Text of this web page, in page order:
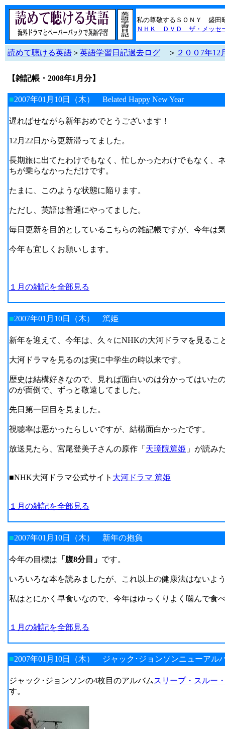
私の尊敬するＳＯＮＹ 盛田
ＮＨＫ ＤＶＤ ザ・メッセ
読めて聴ける英語 ＞ 英語学習日記過去ログ ＞ ２００7年12
【雑記帳・2008年1月分】
■2007年01月10日（木） Belated Happy New Year
遅ればせながら新年おめでとうございます！
12月22日から更新滞ってました。
長期旅に出てたわけでもなく、忙しかったわけでもなく、
ちが乗らなかっただけです。
たまに、このような状態に陥ります。
ただし、英語は普通にやってました。
毎日更新を目的としているこちらの雑記帳ですが、今年は
今年も宜しくお願いします。
１月の雑記を全部見る
■2007年01月10日（木） 篤姫
新年を迎えて、今年は、久々にNHKの大河ドラマを見るこ
大河ドラマを見るのは実に中学生の時以来です。
歴史は結構好きなので、見れば面白いのは分かってはいた
のが面倒で、ずっと敬遠してました。
先日第一回目を見ました。
視聴率は悪かったらしいですが、結構面白かったです。
放送見たら、宮尾登美子さんの原作「 天璋院篤姫 」が読み
■NHK大河ドラマ公式サイト 大河ドラマ 篤姫
１月の雑記を全部見る
■2007年01月10日（木） 新年の抱負
今年の目標は 「腹8分目」 です。
いろいろな本を読みましたが、これ以上の健康法はないよ
私はとにかく早食いなので、今年はゆっくりよく噛んで食
１月の雑記を全部見る
■2007年01月10日（木） ジャック･ジョンソンニューアル
ジャック･ジョンソンの4枚目のアルバム スリープ・スルー
す。